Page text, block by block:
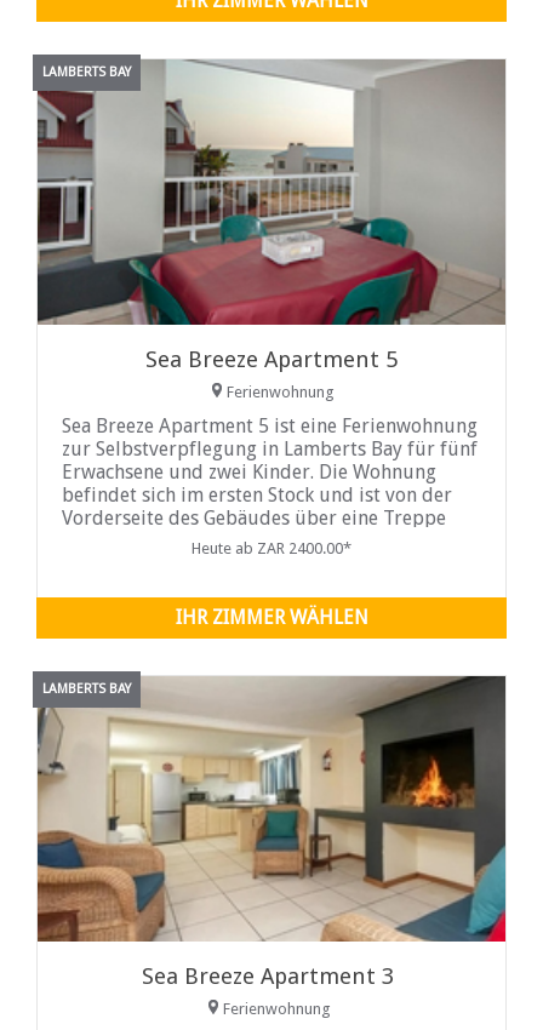
LAMBERTS BAY
Sea Breeze Apartment 5
Ferienwohnung
Sea Breeze Apartment 5 ist eine Ferienwohnung
zur Selbstverpflegung in Lamberts Bay für fünf
Erwachsene und zwei Kinder. Die Wohnung
befindet sich im ersten Stock und ist von der
Vorderseite des Gebäudes über eine Treppe
erreichbar. Die beiden Schlafzimmer sind mit je
ausgestattet. Der offene
Heute ab ZAR 2400.00*
IHR ZIMMER WÄHLEN
LAMBERTS BAY
Sea Breeze Apartment 3
Ferienwohnung